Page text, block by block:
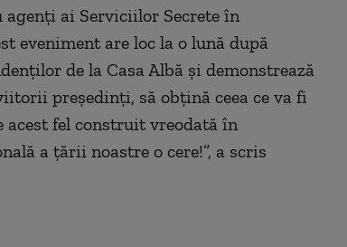
ai Serviciilor Secrete în
eveniment are loc la o lună după
de la Casa Albă şi demonstrează
preşedinţi, să obţină ceea ce va fi
fel construit vreodată în
a ţării noastre o cere!”, a scris